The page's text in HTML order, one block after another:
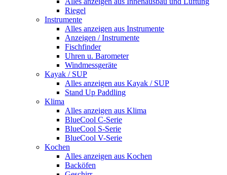
Riegel
Instrumente
Alles anzeigen aus Instrumente
Anzeigen / Instrumente
Fischfinder
Uhren u. Barometer
Windmessgeräte
Kayak / SUP
Alles anzeigen aus Kayak / SUP
Stand Up Paddling
Klima
Alles anzeigen aus Klima
BlueCool C-Serie
BlueCool S-Serie
BlueCool V-Serie
Kochen
Alles anzeigen aus Kochen
Backöfen